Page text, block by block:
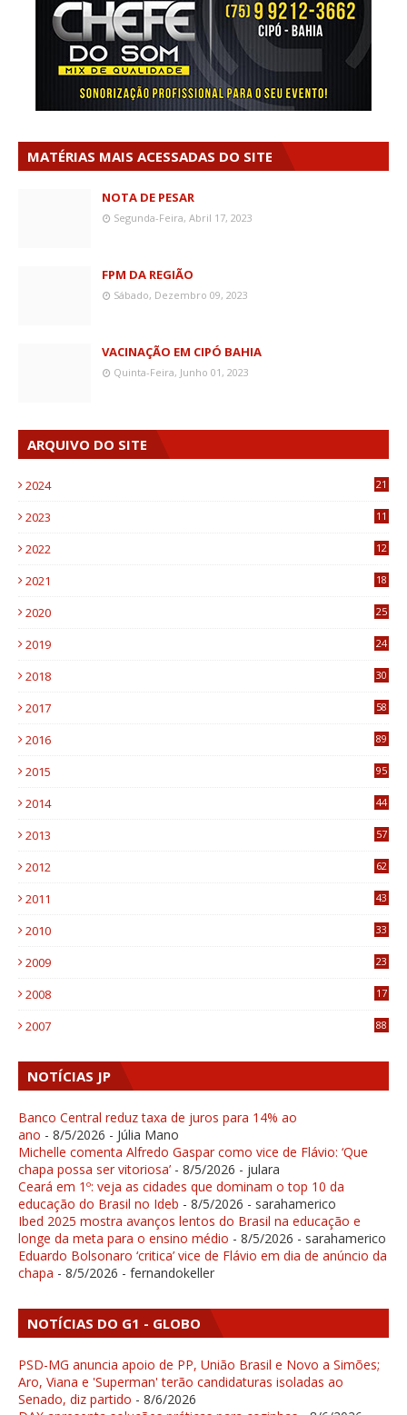
MATÉRIAS MAIS ACESSADAS DO SITE
NOTA DE PESAR
Segunda-Feira, Abril 17, 2023
FPM DA REGIÃO
Sábado, Dezembro 09, 2023
VACINAÇÃO EM CIPÓ BAHIA
Quinta-Feira, Junho 01, 2023
ARQUIVO DO SITE
2024 21
2023
11
2022
12
2021
18
2020
25
2019
24
2018
30
2017
58
2016
89
2015
95
2014
44
2013
57
2012
62
2011
43
2010
33
2009
23
2008
17
2007 88
NOTÍCIAS JP
Banco Central reduz taxa de juros para 14% ao
ano - 8/5/2026 - Júlia Mano
Michelle comenta Alfredo Gaspar como vice de Flávio: ‘Que
chapa possa ser vitoriosa’ - 8/5/2026 - julara
Ceará em 1º: veja as cidades que dominam o top 10 da
educação do Brasil no Ideb - 8/5/2026 - sarahamerico
Ibed 2025 mostra avanços lentos do Brasil na educação e
longe da meta para o ensino médio - 8/5/2026 - sarahamerico
Eduardo Bolsonaro ‘critica’ vice de Flávio em dia de anúncio da
chapa - 8/5/2026 - fernandokeller
NOTÍCIAS DO G1 - GLOBO
PSD-MG anuncia apoio de PP, União Brasil e Novo a Simões;
Aro, Viana e 'Superman' terão candidaturas isoladas ao
Senado, diz partido - 8/6/2026